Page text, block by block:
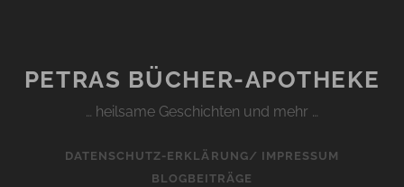
PETRAS BÜCHER-APOTHEKE
… heilsame Geschichten und mehr …
DATENSCHUTZ-ERKLÄRUNG/ IMPRESSUM
BLOGBEITRÄGE